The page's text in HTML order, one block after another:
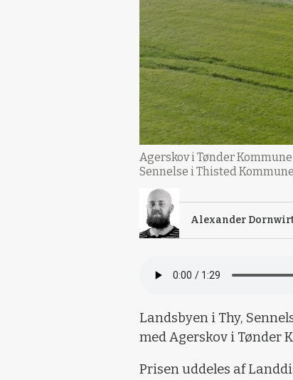
Agerskov i Tønder
Sennelse i Thisted
Alexander
Landsbyen i Thy,
med Agerskov i Tønder
Prisen uddeles af